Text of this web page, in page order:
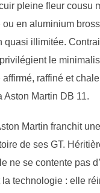
pleine fleur cousu
en aluminium
quasi illimitée.
le
raffiné et
Aston Martin DB 11.
Martin franchit
de ses GT.
ne se contente pas
la technologie : elle